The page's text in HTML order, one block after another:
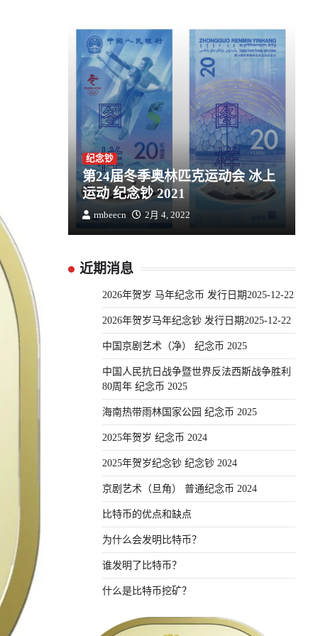
纪念钞
第24届冬季奥林匹克运动会 冰上
运动 纪念钞 2021
rmbeecn 2月 4, 2022
近期消息
2026年贺岁 马年纪念币 发行日期2025-12-22
2026年贺岁马年纪念钞 发行日期2025-12-22
中国京剧艺术（净） 纪念币 2025
中国人民抗日战争暨世界反法西斯战争胜利
80周年 纪念币 2025
海南热带雨林国家公园 纪念币 2025
2025年贺岁 纪念币 2024
2025年贺岁纪念钞 纪念钞 2024
京剧艺术（旦角） 普通纪念币 2024
比特币的优点和缺点
为什么会发明比特币？
谁发明了比特币？
什么是比特币挖矿？